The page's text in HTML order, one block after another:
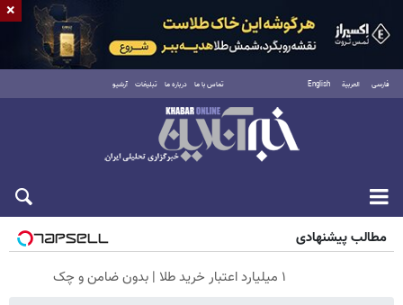
فارسی العربية English تماس با ما درباره ما تبلیغات آرشیو
شنبه ۱۷ مرداد ۱۴۰۵
مطالب پیشنهادی
۱ میلیارد اعتبار خرید طلا | بدون ضامن و چک
×